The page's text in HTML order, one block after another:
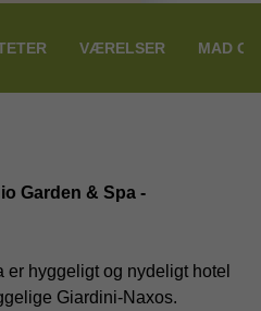
VÆRELSER MAD
Garden & Spa -
hyggeligt og nydeligt hotel
Giardini-Naxos.